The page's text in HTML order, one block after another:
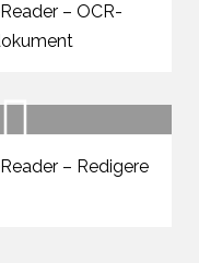
– OCR-
– Redigere